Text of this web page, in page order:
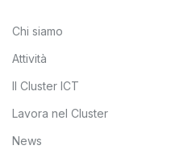
Chi siamo
Attività
Il Cluster ICT
Lavora nel Cluster
News